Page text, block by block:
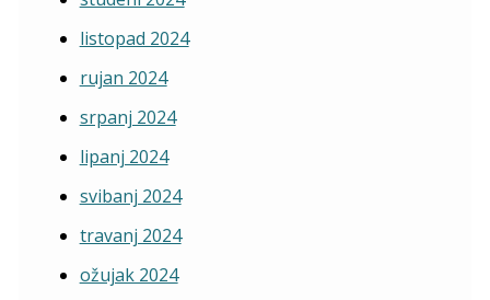
listopad 2024
rujan 2024
srpanj 2024
lipanj 2024
svibanj 2024
travanj 2024
ožujak 2024